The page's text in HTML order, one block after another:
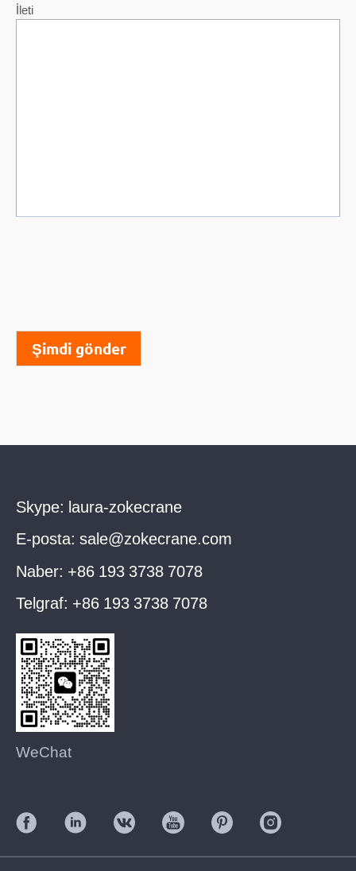
İleti
Şimdi gönder
Skype: laura-zokecrane
E-posta: sale@zokecrane.com
Naber: +86 193 3738 7078
Telgraf: +86 193 3738 7078
WeChat